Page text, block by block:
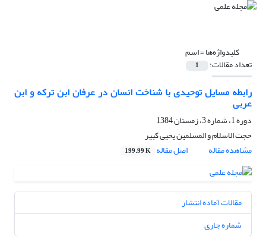
کلیدواژه‌ها =اسم
تعداد مقالات: 1
رابطه مسایل توحیدی با شناخت انسان در عرفان ابن ترکه و ابن
عربی
دوره 1، شماره 3، زمستان 1384
حجت الاسلام و المسلمین یحیی کبیر
مشاهده مقاله
اصل مقاله 199.99 K
مقالات آماده انتشار
شماره جاری